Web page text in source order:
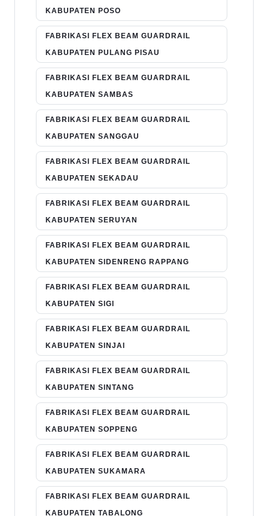
KABUPATEN POSO
FABRIKASI FLEX BEAM GUARDRAIL
KABUPATEN PULANG PISAU
FABRIKASI FLEX BEAM GUARDRAIL
KABUPATEN SAMBAS
FABRIKASI FLEX BEAM GUARDRAIL
KABUPATEN SANGGAU
FABRIKASI FLEX BEAM GUARDRAIL
KABUPATEN SEKADAU
FABRIKASI FLEX BEAM GUARDRAIL
KABUPATEN SERUYAN
FABRIKASI FLEX BEAM GUARDRAIL
KABUPATEN SIDENRENG RAPPANG
FABRIKASI FLEX BEAM GUARDRAIL
KABUPATEN SIGI
FABRIKASI FLEX BEAM GUARDRAIL
KABUPATEN SINJAI
FABRIKASI FLEX BEAM GUARDRAIL
KABUPATEN SINTANG
FABRIKASI FLEX BEAM GUARDRAIL
KABUPATEN SOPPENG
FABRIKASI FLEX BEAM GUARDRAIL
KABUPATEN SUKAMARA
FABRIKASI FLEX BEAM GUARDRAIL
KABUPATEN TABALONG